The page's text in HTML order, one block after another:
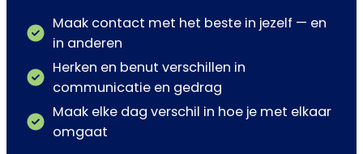
Maak contact met het beste in jezelf — en
in anderen
Herken en benut verschillen in
communicatie en gedrag
Maak elke dag verschil in hoe je met elkaar
omgaat